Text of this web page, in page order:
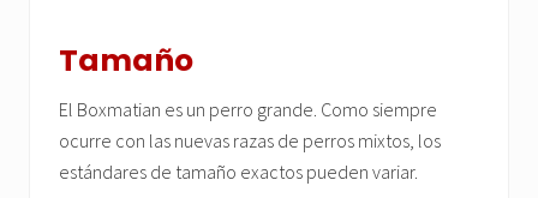
Tamaño
El Boxmatian es un perro grande. Como siempre
ocurre con las nuevas razas de perros mixtos, los
estándares de tamaño exactos pueden variar.